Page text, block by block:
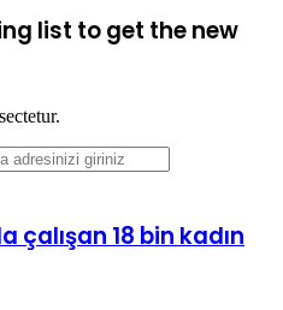
list to get the new
çalışan 18 bin kadın